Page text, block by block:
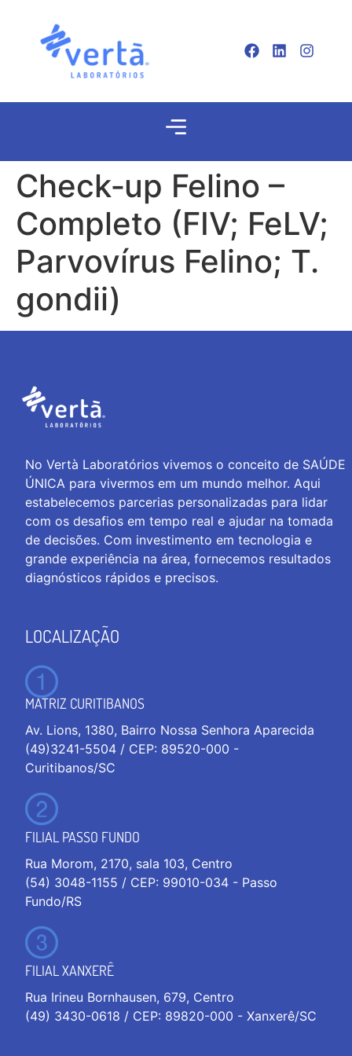
Check‐up Felino –
Completo (FIV; FeLV;
Parvovírus Felino; T.
gondii)
No Vertà Laboratórios vivemos o conceito de SAÚDE
ÚNICA para vivermos em um mundo melhor. Aqui
estabelecemos parcerias personalizadas para lidar
com os desafios em tempo real e ajudar na tomada
de decisões. Com investimento em tecnologia e
grande experiência na área, fornecemos resultados
diagnósticos rápidos e precisos.
LOCALIZAÇÃO
MATRIZ CURITIBANOS
Av. Lions, 1380, Bairro Nossa Senhora Aparecida
(49)3241-5504 / CEP: 89520-000 -
Curitibanos/SC
FILIAL PASSO FUNDO
Rua Morom, 2170, sala 103, Centro
(54) 3048-1155 / CEP: 99010-034 - Passo
Fundo/RS
FILIAL XANXERÊ
Rua Irineu Bornhausen, 679, Centro
(49) 3430-0618 / CEP: 89820-000 - Xanxerê/SC